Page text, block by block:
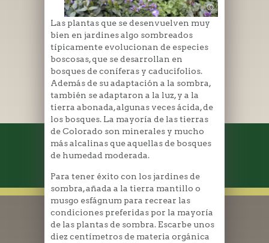
Las plantas que se desenvuelven muy
bien en jardines algo sombreados
típicamente evolucionan de especies
boscosas, que se desarrollan en
bosques de coníferas y caducifolios.
Además de su adaptación a la sombra,
también se adaptaron a la luz, y a la
tierra abonada, algunas veces ácida, de
los bosques. La mayoría de las tierras
de Colorado son minerales y mucho
más alcalinas que aquellas de bosques
de humedad moderada.
Para tener éxito con los jardines de
sombra, añada a la tierra mantillo o
musgo esfágnum para recrear las
condiciones preferidas por la mayoría
de las plantas de sombra. Escarbe unos
diez centímetros de materia orgánica